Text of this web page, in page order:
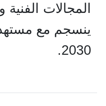
المجالات الفنية
ينسجم مع
2030.